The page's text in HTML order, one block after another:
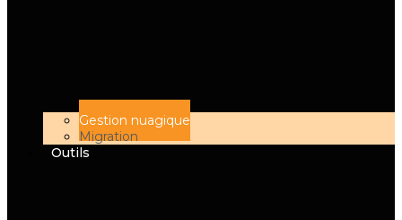
Gestion nuagique
Migration
Outils